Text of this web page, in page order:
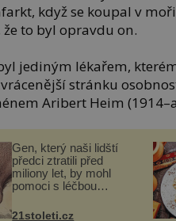
když se koupal v
to byl opravdu on.
jediným lékařem,
stránku
Aribert Heim
Gen, který naši lidští
předci ztratili před
miliony let, by mohl
pomoci s léčbou
21stoleti.cz